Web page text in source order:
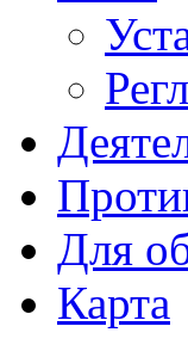
Для
Карта